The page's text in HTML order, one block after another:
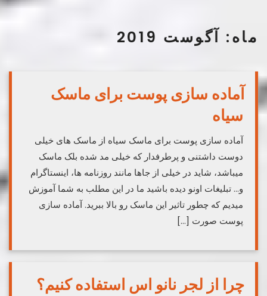
ماه: آگوست 2019
آماده سازی پوست برای ماسک
سیاه
آماده سازی پوست برای ماسک سیاه از ماسک های خیلی
دوست داشتنی و پرطرفدار که خیلی مد شده بلک ماسک
میباشد، شاید در خیلی از جاها مانند روزنامه ها، اینستاگرام
و… تبلیغات اونو دیده باشید ما در این مطلب به شما آموزش
میدیم که چطور تاثیر این ماسک رو بالا ببرید. آماده سازی
پوست صورت […]
چرا از لجر نانو اس استفاده کنیم؟